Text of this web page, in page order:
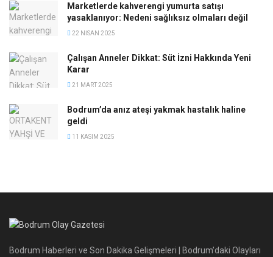
Marketlerde kahverengi yumurta satışı
yasaklanıyor: Nedeni sağlıksız olmaları değil
22 NISAN 2025
Çalışan Anneler Dikkat: Süt İzni Hakkında Yeni
Karar
21 MART 2025
Bodrum’da anız ateşi yakmak hastalık haline
geldi
11 KASIM 2025
Bodrum Haberleri ve Son Dakika Gelişmeleri | Bodrum’daki Olayları